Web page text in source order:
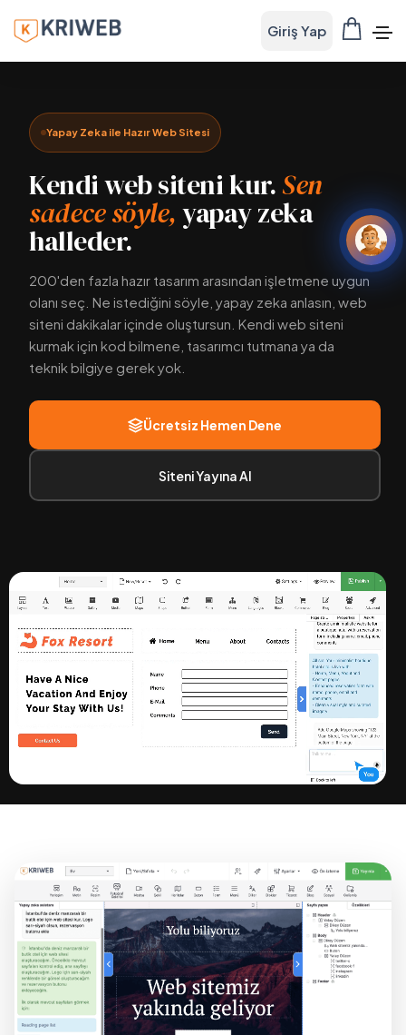
Giriş Yap
Yapay Zeka ile Hazır Web Sitesi
Kendi web siteni kur.Sen
sadece söyle,yapay zeka
halleder.
200'den fazla hazır tasarım arasından işletmene uygun
olanı seç. Ne istediğini söyle, yapay zeka anlasın, web
siteni dakikalar içinde oluştursun. Kendi web siteni
kurmak için kod bilmene, tasarımcı tutmana ya da
teknik bilgiye gerek yok.
Ücretsiz Hemen Dene
Siteni Yayına Al